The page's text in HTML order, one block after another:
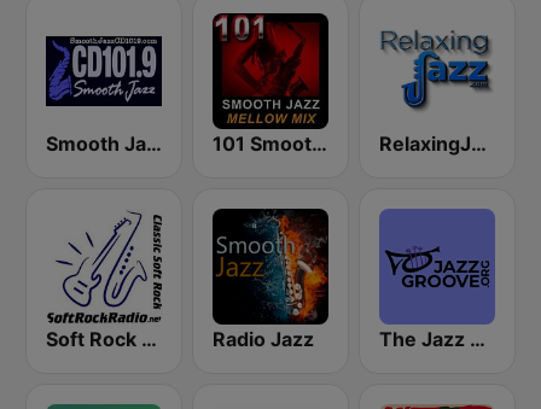
Smooth Jazz Cd101.9 New York 101 Smooth Jazz Mellow Mix RelaxingJazz.com - Smooth Jazz
Soft Rock Radio Radio Jazz The Jazz Groove (Mix #1)